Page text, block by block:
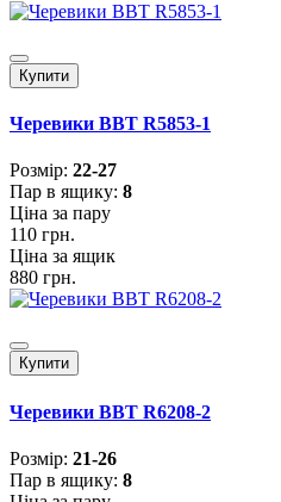
Купити
Черевики BBT R5853-1
Розмiр: 22-27
Пар в ящику: 8
Ціна за пару
110 грн.
Ціна за ящик
880 грн.
Купити
Черевики BBT R6208-2
Розмiр: 21-26
Пар в ящику: 8